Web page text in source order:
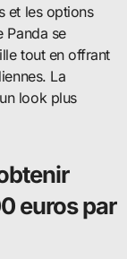
et les options
Panda se
tout en offrant
La
look plus
euros par